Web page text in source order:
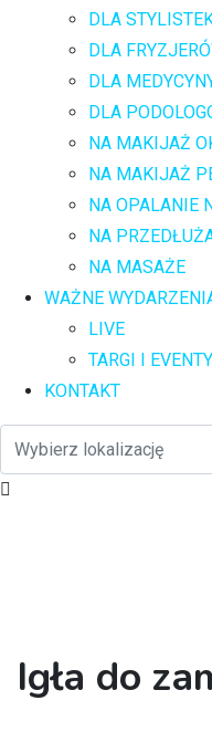
DLA
DLA
DLA
DLA
NA MAKIJAŻ
NA MAKIJAŻ
NA OPALANIE
NA
NA MASAŻE
WAŻNE
LIVE
TARGI I EVENTY
KONTAKT
Igła do